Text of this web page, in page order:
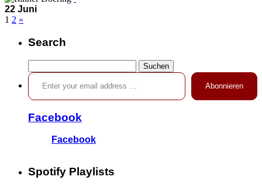
22 Juni
1 2 »
Search
nach:
Enter your email address …
Abonnieren
Facebook
Facebook
Spotify Playlists